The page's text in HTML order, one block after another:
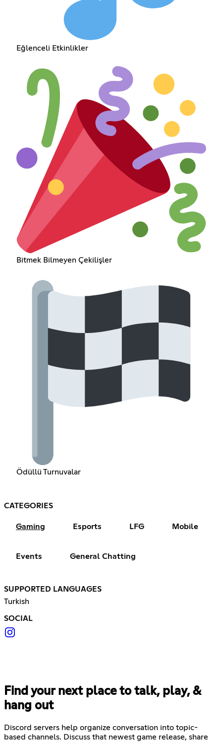
Eğlenceli Etkinlikler
Bitmek Bilmeyen Çekilişler
Ödüllü Turnuvalar
CATEGORIES
Gaming Esports LFG Mobile
Events General Chatting
SUPPORTED LANGUAGES
Turkish
SOCIAL
Find your next place to talk, play, &
hang out
Discord servers help organize conversation into topic-
based channels. Discuss that newest game release, share